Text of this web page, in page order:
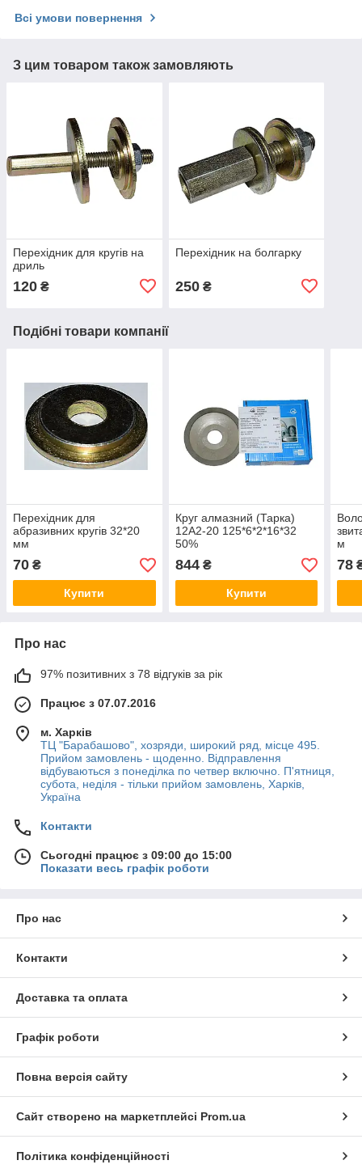
Всі умови повернення
З цим товаром також замовляють
Перехідник для кругів на
дриль
120 ₴
Перехідник на болгарку
250₴
Подібні товари компанії
Перехідник для
абразивних кругів 32*20
мм
70 ₴
Купити
Круг алмазний (Тарка)
12А2-20 125*6*2*16*32
50%
844₴
Купити
м
78
Про нас
97% позитивних з 78 відгуків за рік
Працює з 07.07.2016
м. Харків
ТЦ "Барабашово", хозряди, широкий ряд, місце 495.
Прийом замовлень - щоденно. Відправлення
відбуваються з понеділка по четвер включно. П'ятниця,
субота, неділя - тільки прийом замовлень, Харків,
Україна
Контакти
Сьогодні працює з 09:00 до 15:00
Показати весь графік роботи
Про нас
Контакти
Доставка та оплата
Графік роботи
Повна версія сайту
Сайт створено на маркетплейсі Prom.ua
Політика конфіденційності